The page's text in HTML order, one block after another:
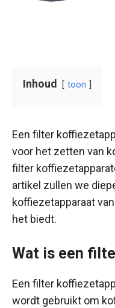
Inhoud toon
Een filter
voor het zetten van
filter
artikel zullen we
koffiezetapparaat
het biedt.
Wat is een
Een filter
wordt gebruikt om